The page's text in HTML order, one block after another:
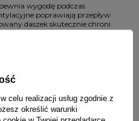
wygodę podczas
poprawiają przepływ
daszek skutecznie chroni
świeżym powietrzu. Dzięki lekkiej
celu realizacji usług zgodnie z
określić warunki